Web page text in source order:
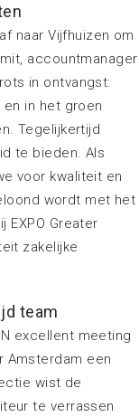
naar Vijfhuizen om
accountmanager
in ontvangst:
en in het groen
Tegelijkertijd
te bieden. Als
voor kwaliteit en
wordt met het
EXPO Greater
zakelijke
team
excellent meeting
Amsterdam een
wist de
te verrassen